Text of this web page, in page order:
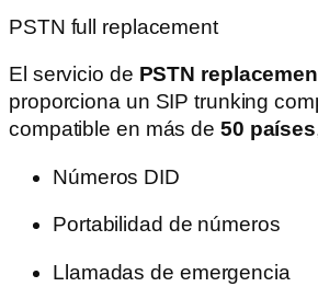
PSTN full replacement
El servicio de PSTN
proporciona un SIP trunking
compatible en más de 50 países
Números DID
Portabilidad de números
Llamadas de emergencia